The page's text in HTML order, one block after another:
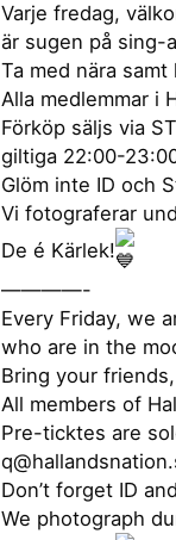
Varje fredag,
är sugen på sing-
Ta med nära
Alla medlemmar i
Förköp säljs via
giltiga 22:00-
Glöm inte ID och
Vi fotograferar
De é Kärlek!
————-
Every Friday, we
who are in the
Bring your
All members of
Pre-ticktes are
Don’t forget ID
We photograph